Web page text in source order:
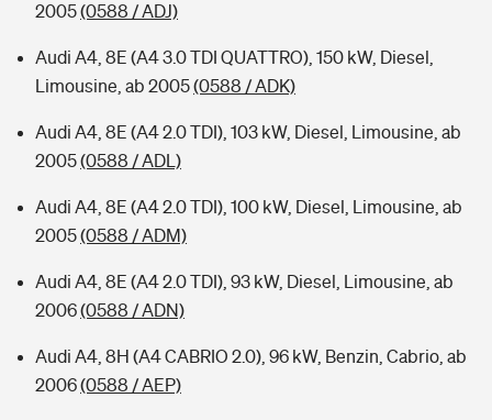
2005(0588 / ADJ)
Audi A4, 8E (A4 3.0 TDI QUATTRO), 150 kW, Diesel,
Limousine, ab 2005(0588 / ADK)
Audi A4, 8E (A4 2.0 TDI), 103 kW, Diesel, Limousine, ab
2005(0588 / ADL)
Audi A4, 8E (A4 2.0 TDI), 100 kW, Diesel, Limousine, ab
2005(0588 / ADM)
Audi A4, 8E (A4 2.0 TDI), 93 kW, Diesel, Limousine, ab
2006(0588 / ADN)
Audi A4, 8H (A4 CABRIO 2.0), 96 kW, Benzin, Cabrio, ab
2006(0588 / AEP)